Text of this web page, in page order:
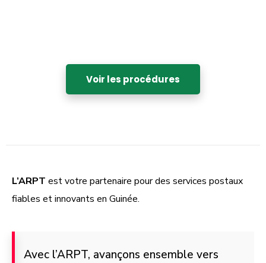
Voir les procédures
L’ARPT est votre partenaire pour des services postaux
fiables et innovants en Guinée.
Avec l’ARPT, avançons ensemble vers